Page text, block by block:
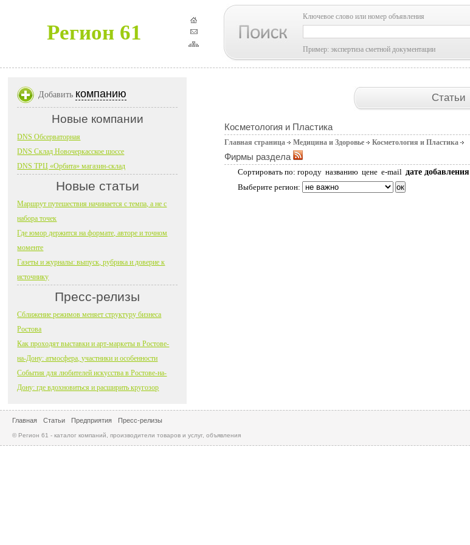
Регион 61
Ключевое слово или номер объявления
Пример: экспертиза сметной документации
Статьи
Косметология и Пластика
Главная страница Медицина и Здоровье Косметология и Пластика
Фирмы раздела
Сортировать по: городу названию цене e-mail дате добавления
Выберите регион:
Добавить компанию
Новые компании
DNS Обсерваторная
DNS Склад Новочеркасское шоссе
DNS ТРЦ «Орбита» магазин-склад
Новые статьи
Маршрут путешествия начинается с темпа, а не с
набора точек
Где юмор держится на формате, авторе и точном
моменте
Газеты и журналы: выпуск, рубрика и доверие к
источнику
Пресс-релизы
Сближение режимов меняет структуру бизнеса
Ростова
Как проходят выставки и арт-маркеты в Ростове-
на-Дону: атмосфера, участники и особенности
События для любителей искусства в Ростове-на-
Дону: где вдохновиться и расширить кругозор
Главная Статьи Предприятия Пресс-релизы
© Регион 61 - каталог компаний, производители товаров и услуг, объявления